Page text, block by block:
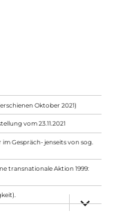
Oktober 2021)
vom 23.11.2021
Gespräch- jenseits von sog.
transnationale Aktion 1999:
anzeigen